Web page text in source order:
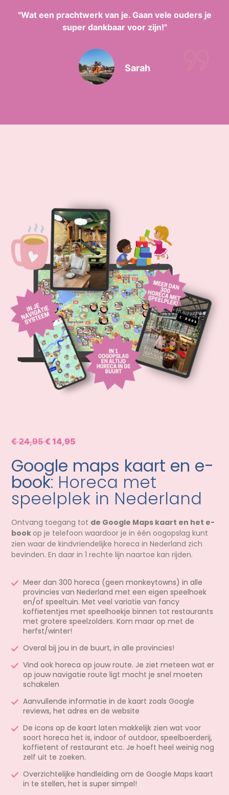
"Wat een prachtwerk van je. Gaan vele ouders je
super dankbaar voor zijn!"
Sarah
€ 24,95€ 14,95
Google maps kaart en e-
book: Horeca met
speelplek in Nederland
Ontvang toegang tot de Google Maps kaart en het e-
bookop je telefoon waardoor je in één oogopslag kunt
zien waar de kindvriendelijke horeca in Nederland zich
bevinden. En daar in 1 rechte lijn naartoe kan rijden.
Meer dan 300 horeca (geen monkeytowns) in alle
provincies van Nederland met een eigen speelhoek
en/of speeltuin. Met veel variatie van fancy
koffietentjes met speelhoekje binnen tot restaurants
met grotere speelzolders. Kom maar op met de
herfst/winter!
Overal bij jou in de buurt, in alle provincies!
Vind ook horeca op jouw route. Je ziet meteen wat er
op jouw navigatie route ligt mocht je snel moeten
schakelen
Aanvullende informatie in de kaart zoals Google
reviews, het adres en de website
De icons op de kaart laten makkelijk zien wat voor
soort horeca het is, indoor of outdoor, speelboerderij,
koffietent of restaurant etc. Je hoeft heel weinig nog
zelf uit te zoeken.
Overzichtelijke handleiding om de Google Maps kaart
in te stellen, het is super simpel!